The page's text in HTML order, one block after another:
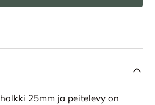
25mm ja peitelevy on